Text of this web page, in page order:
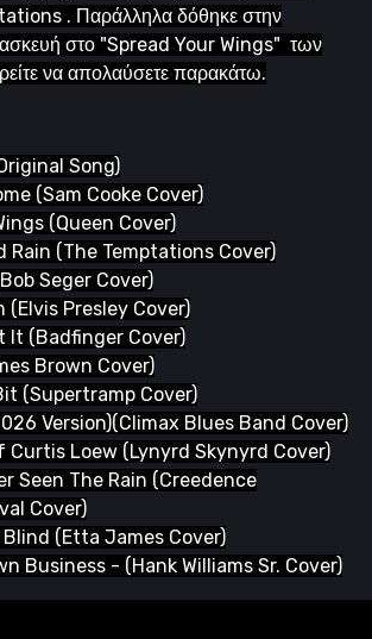
. Παράλληλα δόθηκε στην
στο "Spread Your Wings" των
να απολαύσετε παρακάτω.
Song)
(Sam Cooke Cover)
(Queen Cover)
Rain (The Temptations Cover)
Seger Cover)
(Elvis Presley Cover)
It (Badfinger Cover)
Brown Cover)
(Supertramp Cover)
Version)(Climax Blues Band Cover)
Curtis Loew (Lynyrd Skynyrd Cover)
Seen The Rain (Creedence
Cover)
Blind (Etta James Cover)
Business - (Hank Williams Sr. Cover)